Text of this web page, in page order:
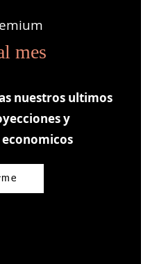
mes
nuestros ultimos
y